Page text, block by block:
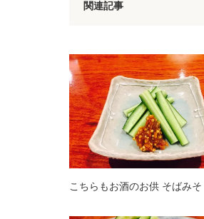
関連記事
こちらもお酒のお供 そばみそ